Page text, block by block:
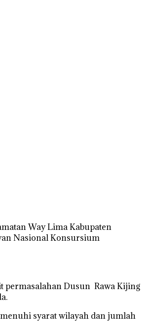
Way Lima Kabupaten
Nasional Konsursium
permasalahan Dusun Rawa Kijing
syarat wilayah dan jumlah